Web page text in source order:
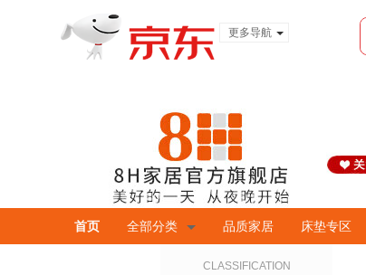
更多导航
首页 全部分类 品质家居 床垫专区
CLASSIFICATION